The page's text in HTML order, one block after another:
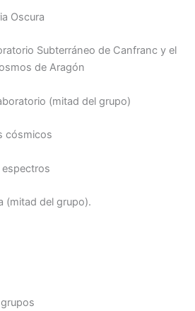
Oscura
Subterráneo de Canfranc y el
de Aragón
(mitad del grupo)
cósmicos
(mitad del grupo).